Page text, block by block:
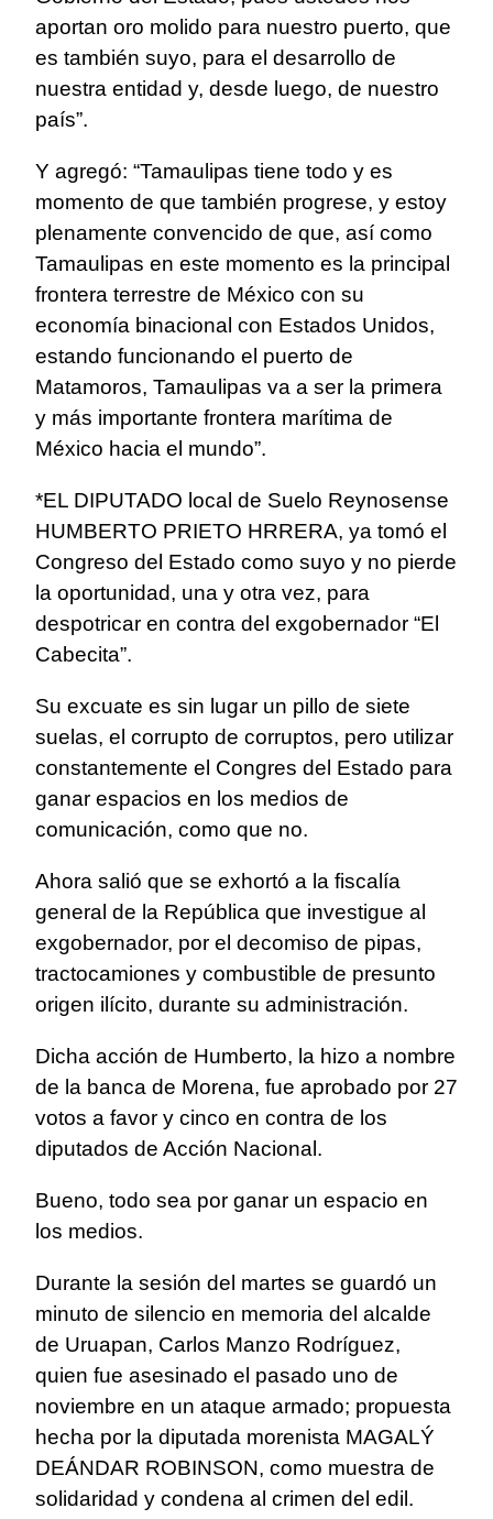
aportan oro molido para nuestro puerto, que
es también suyo, para el desarrollo de
nuestra entidad y, desde luego, de nuestro
país”.
Y agregó: “Tamaulipas tiene todo y es
momento de que también progrese, y estoy
plenamente convencido de que, así como
Tamaulipas en este momento es la principal
frontera terrestre de México con su
economía binacional con Estados Unidos,
estando funcionando el puerto de
Matamoros, Tamaulipas va a ser la primera
y más importante frontera marítima de
México hacia el mundo”.
*EL DIPUTADO local de Suelo Reynosense
HUMBERTO PRIETO HRRERA, ya tomó el
Congreso del Estado como suyo y no pierde
la oportunidad, una y otra vez, para
despotricar en contra del exgobernador “El
Cabecita”.
Su excuate es sin lugar un pillo de siete
suelas, el corrupto de corruptos, pero utilizar
constantemente el Congres del Estado para
ganar espacios en los medios de
comunicación, como que no.
Ahora salió que se exhortó a la fiscalía
general de la República que investigue al
exgobernador, por el decomiso de pipas,
tractocamiones y combustible de presunto
origen ilícito, durante su administración.
Dicha acción de Humberto, la hizo a nombre
de la banca de Morena, fue aprobado por 27
votos a favor y cinco en contra de los
diputados de Acción Nacional.
Bueno, todo sea por ganar un espacio en
los medios.
Durante la sesión del martes se guardó un
minuto de silencio en memoria del alcalde
de Uruapan, Carlos Manzo Rodríguez,
quien fue asesinado el pasado uno de
noviembre en un ataque armado; propuesta
hecha por la diputada morenista MAGALÝ
DEÁNDAR ROBINSON, como muestra de
solidaridad y condena al crimen del edil.